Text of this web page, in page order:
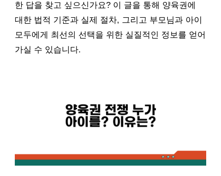
한 답을 찾고 싶으신가요? 이 글을 통해 양육권에
대한 법적 기준과 실제 절차, 그리고 부모님과 아이
모두에게 최선의 선택을 위한 실질적인 정보를 얻어
가실 수 있습니다.